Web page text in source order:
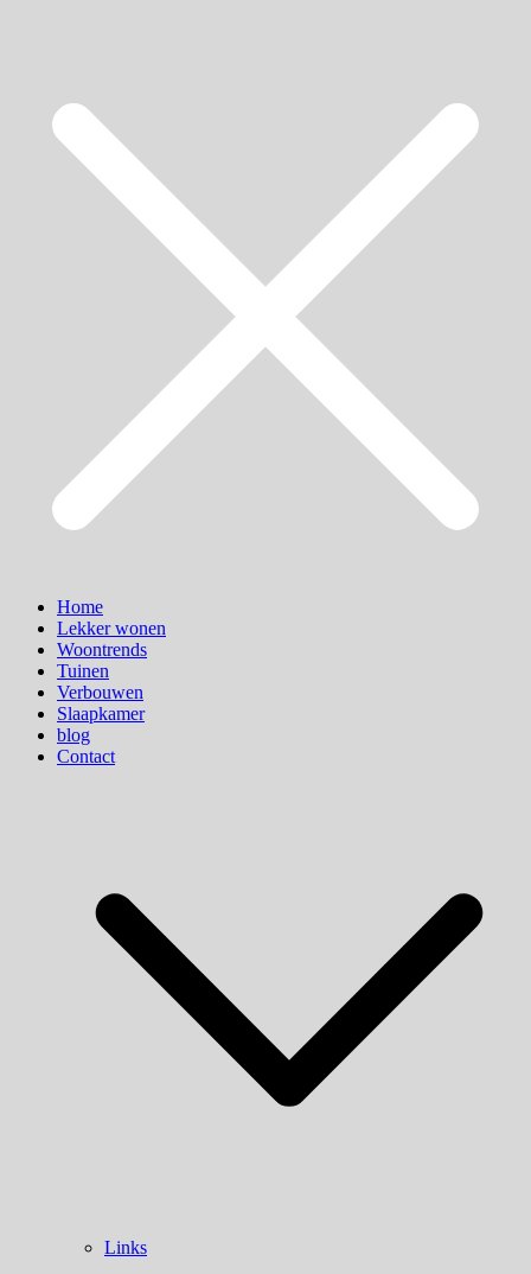
Home
Lekker wonen
Woontrends
Tuinen
Verbouwen
Slaapkamer
blog
Contact
Links